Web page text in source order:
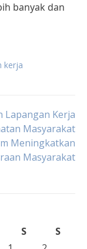
banyak dan
kerja
Lapangan Kerja
Masyarakat
Meningkatkan
Masyarakat
S
S